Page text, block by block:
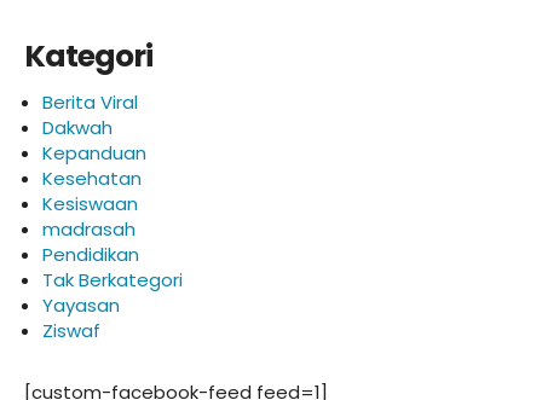
Kategori
Berita Viral
Dakwah
Kepanduan
Kesehatan
Kesiswaan
madrasah
Pendidikan
Tak Berkategori
Yayasan
Ziswaf
[custom-facebook-feed feed=1]